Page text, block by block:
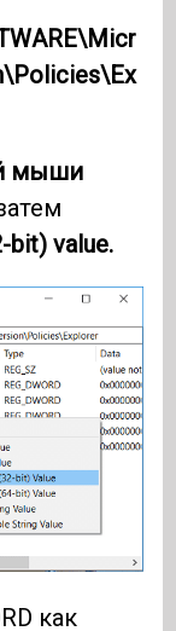
мыши
bit) value.
как